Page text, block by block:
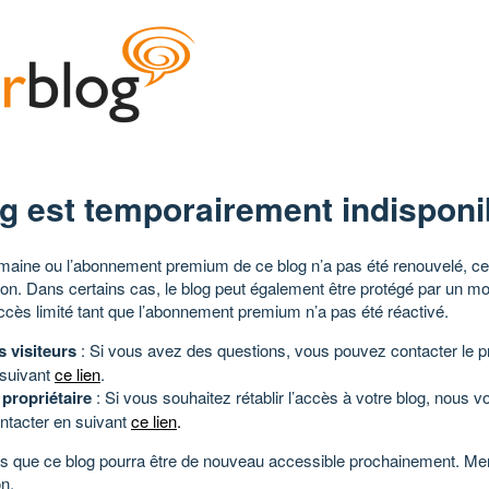
est temporairement
ou l’abonnement premium de ce blog n’a pas été renouvelé,
Dans certains cas, le blog peut également être protégé par un
limité tant que l’abonnement premium n’a pas été réactivé.
visiteurs : Si vous avez des questions, vous pouvez contacter le
ce lien.
: Si vous souhaitez rétablir l’accès à votre blog, nous
en suivantce lien.
que ce blog pourra être de nouveau accessible prochainement.